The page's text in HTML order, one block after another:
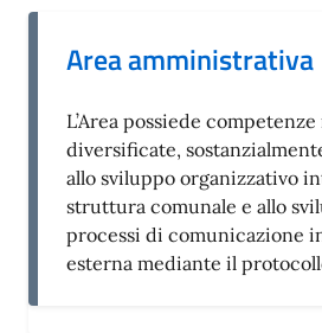
Area amministrativa
L’Area possiede
diversificate,
allo sviluppo organizzativo
struttura comunale e allo
processi di comunicazione
esterna mediante il